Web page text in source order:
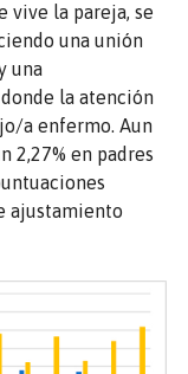
vive la pareja, se
una unión
una
la atención
a enfermo. Aun
2,27% en padres
ajustamiento